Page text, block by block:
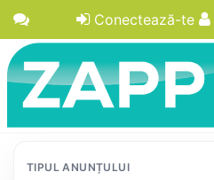
Conectează-te
TIPUL ANUNȚULUI